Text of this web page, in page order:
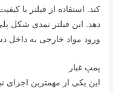
کند. استفاده از فیلتر با
دهد. این فیلتر نمدی شکل
ورود مواد خارجی به داخل
پمپ غبار
این یکی از مهمترین اجزای